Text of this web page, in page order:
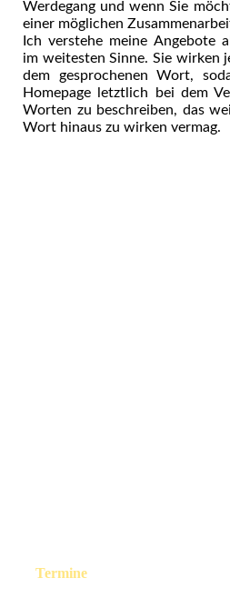
Werdegang und wenn Sie
einer möglichen
Ich verstehe meine Angebote
im weitesten Sinne. Sie wirken
dem gesprochenen Wort,
Homepage letztlich bei dem
Worten zu beschreiben, das
Wort hinaus zu wirken vermag.
Termine